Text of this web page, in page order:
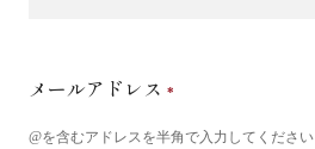
メールアドレス
@を含むアドレスを半角で入力してください